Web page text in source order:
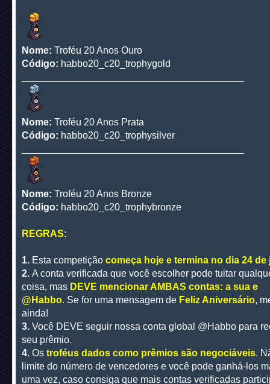
Nome: Troféu 20 Anos Ouro
Código: habbo20_c20_trophygold
Nome: Troféu 20 Anos Prata
Código: habbo20_c20_trophysilver
Nome: Troféu 20 Anos Bronze
Código: habbo20_c20_trophybronze
REGRAS:
1. Esta competição começa hoje e termina no dia 24 de
2. A conta verificada que você escolher pode tuitar
coisa, mas DEVE mencionar AMBAS contas: a sua e
@Habbo. Se for uma mensagem de Feliz Aniversário,
ainda!
3. Você DEVE seguir nossa conta global @Habbo para
seu prêmio.
4. Ostroféus dados como prêmios são negociáveis.
limite do número de vencedores e você pode ganhá-los
uma vez, caso consiga que mais contas verificadas